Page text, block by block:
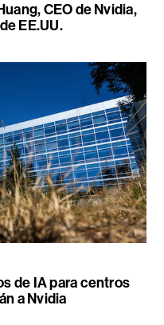
CEO de Nvidia,
EE.UU.
de IA para centros
a Nvidia